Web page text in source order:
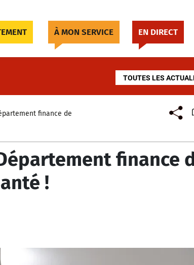
À MON SERVICE EN DIRECT
TOUTES LES
finance de
finance
!